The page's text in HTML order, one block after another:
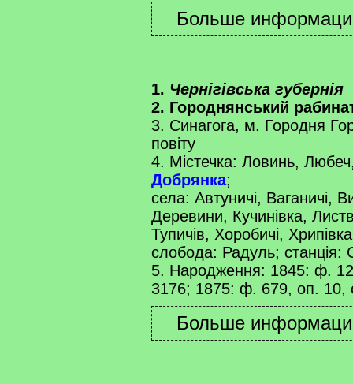
1. Чернігівська губернія
2. Городнянський
3. Синагога, м. Городня
повіту
4. Містечка: Ловинь,
Добрянка;
села: Автуничі, Ваганичі,
Деревини, Кучинівка,
Тупичів, Хоробичі,
слобода: Радуль; станція:
5. Народження: 1845: ф.
3176; 1875: ф. 679, оп. 10,